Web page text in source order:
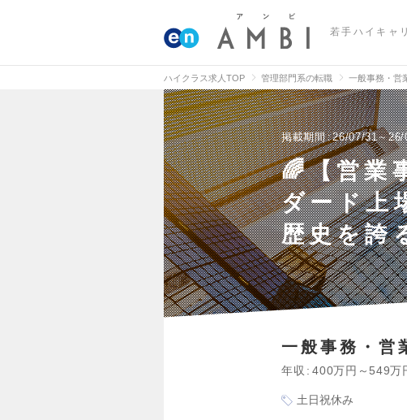
若手ハイキャ
ハイクラス求人TOP 管理部門系の転職 一般事務・営
掲載期間 26/07/31～26/
🌈【営業
ダード上
歴史を誇
一般事務・営
年収 400万円～549万
土日祝休み